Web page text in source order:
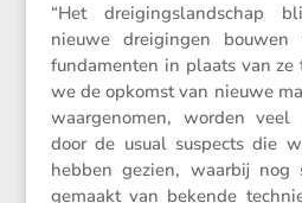
“Het dreigings­land­schap
nieuwe dreigingen
funda­menten in plaats van
we de opkomst van nieuwe
waarge­nomen, worden veel
door de usual suspects die
hebben gezien, waarbij nog
gemaakt van bekende